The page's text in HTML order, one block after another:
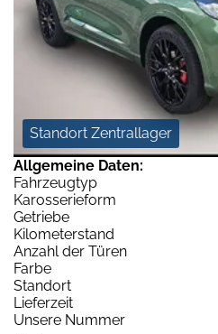
Standort Zentrallager
Allgemeine Daten:
Fahrzeugtyp
Karosserieform
Getriebe
Kilometerstand
Anzahl der Türen
Farbe
Standort
Lieferzeit
Unsere Nummer